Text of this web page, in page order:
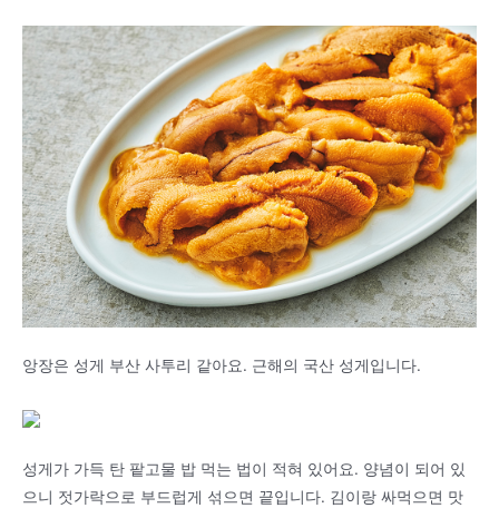
앙장은 성게 부산 사투리 같아요. 근해의 국산 성게입니다.
성게가 가득 탄 팥고물 밥 먹는 법이 적혀 있어요. 양념이 되어 있
으니 젓가락으로 부드럽게 섞으면 끝입니다. 김이랑 싸먹으면 맛